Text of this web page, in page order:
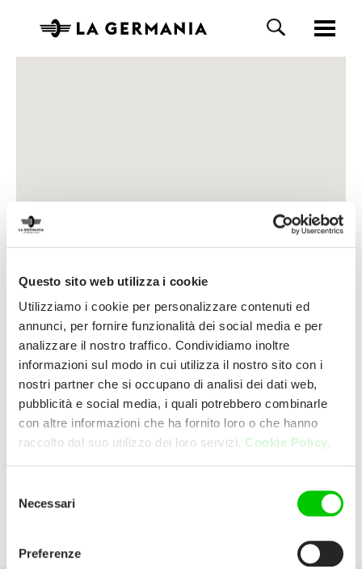
Questo sito web utilizza i cookie
Utilizziamo i cookie per personalizzare contenuti ed
annunci, per fornire funzionalità dei social media e per
analizzare il nostro traffico. Condividiamo inoltre
informazioni sul modo in cui utilizza il nostro sito con i
nostri partner che si occupano di analisi dei dati web,
pubblicità e social media, i quali potrebbero combinarle
con altre informazioni che ha fornito loro o che hanno
raccolto dal suo utilizzo dei loro servizi. Cookie Policy.
delNecessari
Preferenze
DI CICCO SRL
SANTI COSMA E DAMIANO Italia